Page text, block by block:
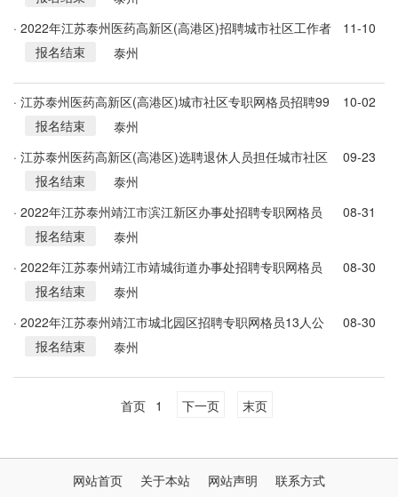
· 2022年江苏泰州医药高新区(高港区)招聘城市社区工作者
40人公告
11-10
报名结束
泰州
· 江苏泰州医药高新区(高港区)城市社区专职网格员招聘99
人简章
10-02
报名结束
泰州
· 江苏泰州医药高新区(高港区)选聘退休人员担任城市社区
专职网格员公告
09-23
报名结束
泰州
· 2022年江苏泰州靖江市滨江新区办事处招聘专职网格员
46人公告
08-31
报名结束
泰州
· 2022年江苏泰州靖江市靖城街道办事处招聘专职网格员
83人公告
08-30
报名结束
泰州
· 2022年江苏泰州靖江市城北园区招聘专职网格员13人公
08-30
报名结束
泰州
首页 1 下一页 末页
网站首页 关于本站 网站声明
联系方式